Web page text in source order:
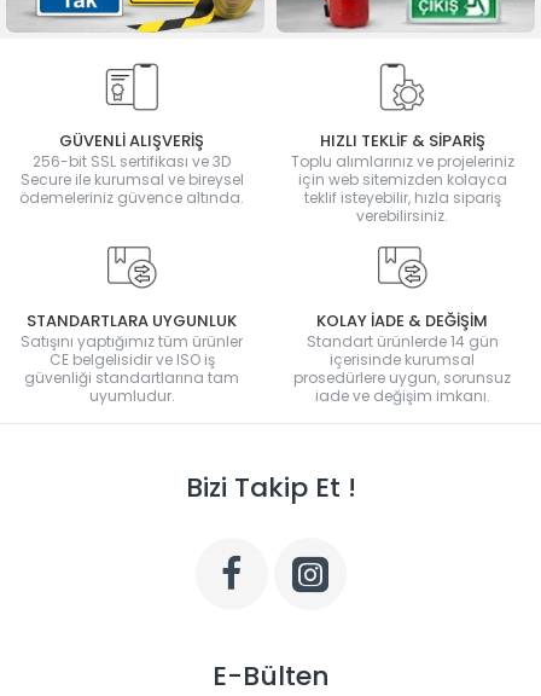
GÜVENLİ ALIŞVERİŞ
256-bit SSL sertifikası ve 3D
Secure ile kurumsal ve bireysel
ödemeleriniz güvence altında.
HIZLI TEKLİF & SİPARİŞ
Toplu alımlarınız ve projeleriniz
için web sitemizden kolayca
teklif isteyebilir, hızla sipariş
verebilirsiniz.
STANDARTLARA UYGUNLUK
Satışını yaptığımız tüm ürünler
CE belgelisidir ve ISO iş
güvenliği standartlarına tam
uyumludur.
KOLAY İADE & DEĞİŞİM
Standart ürünlerde 14 gün
içerisinde kurumsal
prosedürlere uygun, sorunsuz
iade ve değişim imkanı.
Bizi Takip Et !
E-Bülten